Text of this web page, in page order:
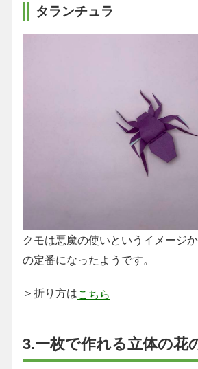
タランチュラ
クモは悪魔の使いというイメージ
の定番になったようです。
＞折り方はこちら
3.一枚で作れる立体の花